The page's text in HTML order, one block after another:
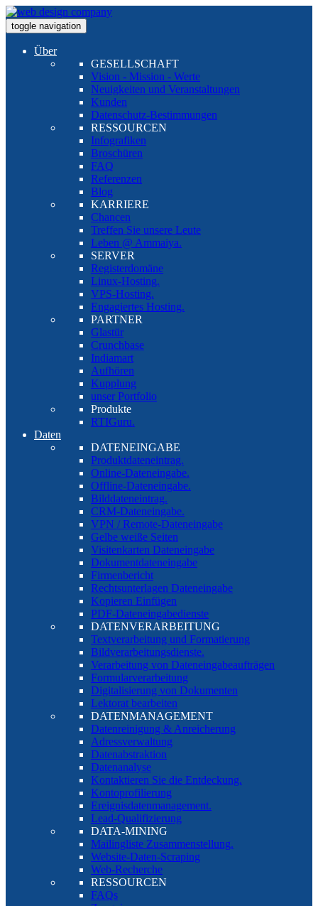
toggle navigation
Über
GESELLSCHAFT
Vision - Mission - Werte
Neuigkeiten und Veranstaltungen
Kunden
Datenschutz-Bestimmungen
RESSOURCEN
Infografiken
Broschüren
FAQ
Referenzen
Blog
KARRIERE
Chancen
Treffen Sie unsere Leute
Leben @ Ammaiya.
SERVER
Registerdomäne
Linux-Hosting.
VPS-Hosting.
Engagiertes Hosting.
PARTNER
Glastür
Crunchbase
Indiamart
Aufhören
Kupplung
unser Portfolio
Produkte
RTIGuru.
Daten
DATENEINGABE
Produktdateneintrag.
Online-Dateneingabe.
Offline-Dateneingabe.
Bilddateneintrag.
CRM-Dateneingabe.
VPN / Remote-Dateneingabe
Gelbe weiße Seiten
Visitenkarten Dateneingabe
Dokumentdateneingabe
Firmenbericht
Rechtsunterlagen Dateneingabe
Kopieren Einfügen
PDF-Dateneingabedienste
DATENVERARBEITUNG
Textverarbeitung und Formatierung
Bildverarbeitungsdienste.
Verarbeitung von Dateneingabeaufträgen
Formularverarbeitung
Digitalisierung von Dokumenten
Lektorat bearbeiten
DATENMANAGEMENT
Datenreinigung & Anreicherung
Adressverwaltung
Datenabstraktion
Datenanalyse
Kontaktieren Sie die Entdeckung.
Kontoprofilierung
Ereignisdatenmanagement.
Lead-Qualifizierung
DATA-MINING
Mailingliste Zusammenstellung.
Website-Daten-Scraping
Web-Recherche
RESSOURCEN
FAQs